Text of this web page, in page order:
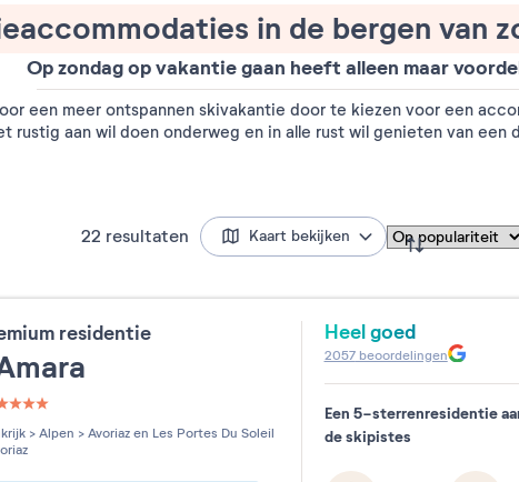
in de bergen van
Op zondag op vakantie gaan heeft alleen maar
een meer ontspannen skivakantie door te kiezen voor een
rustig aan wil doen onderweg en in alle rust wil genieten van een
22 resultaten Kaart bekijken
residentie
sur 5
> Alpen > Avoriaz en Les Portes Du Soleil
Heel goed
2057beoordelingen
Een 5-sterrenresidentie
de skipistes